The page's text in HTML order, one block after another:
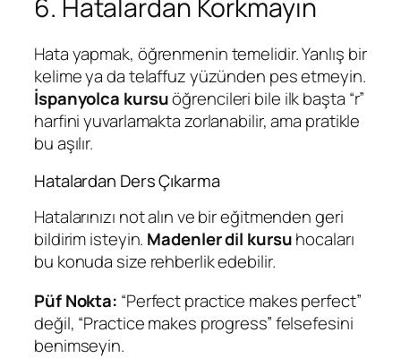
6. Hatalardan Korkmayın
Hata yapmak, öğrenmenin temelidir. Yanlış bir
kelime ya da telaffuz yüzünden pes etmeyin.
İspanyolca kursuöğrencileri bile ilk başta “r”
harfini yuvarlamakta zorlanabilir, ama pratikle
bu aşılır.
Hatalardan Ders Çıkarma
Hatalarınızı not alın ve bir eğitmenden geri
bildirim isteyin. Madenler dil kursuhocaları
bu konuda size rehberlik edebilir.
Püf Nokta: “Perfect practice makes perfect”
değil, “Practice makes progress” felsefesini
benimseyin.